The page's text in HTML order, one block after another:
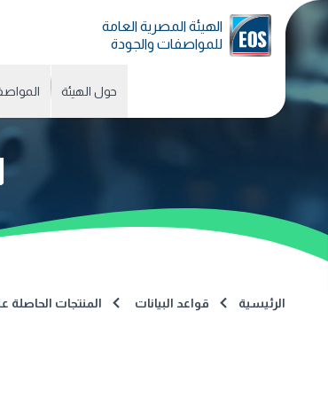
الهيئة المصرية العامة
للمواصفات والجودة
حول الهيئة
الرئيسية قواعد البيانات المنتجات الحاصلة